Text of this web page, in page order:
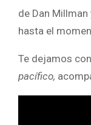
de Dan
hasta el
Te dejamos
pacífico,